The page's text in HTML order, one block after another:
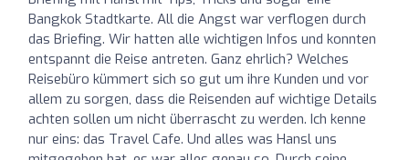
Bangkok Stadtkarte. All die Angst war verflogen durch
das Briefing. Wir hatten alle wichtigen Infos und konnten
entspannt die Reise antreten. Ganz ehrlich? Welches
Reisebüro kümmert sich so gut um ihre Kunden und vor
allem zu sorgen, dass die Reisenden auf wichtige Details
achten sollen um nicht überrascht zu werden. Ich kenne
nur eins: das Travel Cafe. Und alles was Hansl uns